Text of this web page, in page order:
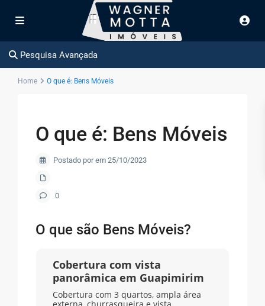
Pesquisa Avançada
Home O que é: Bens Móveis
O que é: Bens Móveis
Postado por em 25/10/2023
0
O que são Bens Móveis?
Cobertura com vista
panorâmica em Guapimirim
Cobertura com 3 quartos, ampla área